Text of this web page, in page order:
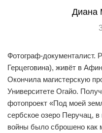
Диана
Фотограф-документалист.
Герцеговина), живёт в
Окончила магистерскую
Университете Огайо.
фотопроект «Под моей
сербское озеро Перучац,
войны было сброшено как